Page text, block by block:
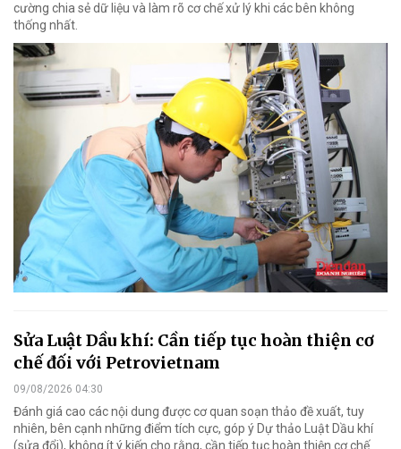
cường chia sẻ dữ liệu và làm rõ cơ chế xử lý khi các bên không
thống nhất.
Sửa Luật Dầu khí: Cần tiếp tục hoàn thiện cơ
chế đối với Petrovietnam
09/08/2026 04:30
Đánh giá cao các nội dung được cơ quan soạn thảo đề xuất, tuy
nhiên, bên cạnh những điểm tích cực, góp ý Dự thảo Luật Dầu khí
(sửa đổi), không ít ý kiến cho rằng, cần tiếp tục hoàn thiện cơ chế